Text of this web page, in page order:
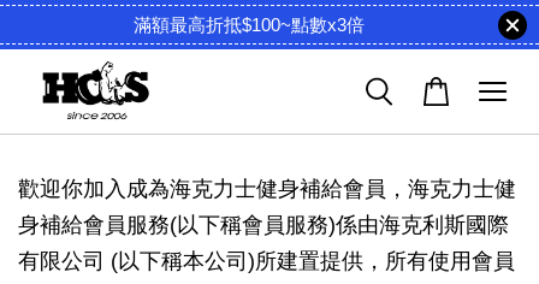
滿額最高折抵$100~點數x3倍
歡迎你加入成為海克力士健身補給會員， 海克力士健
身補給會員服務(以下稱會員服務)係由海克利斯國際
有限公司 (以下稱本公司)所建置提供，所有使用會員